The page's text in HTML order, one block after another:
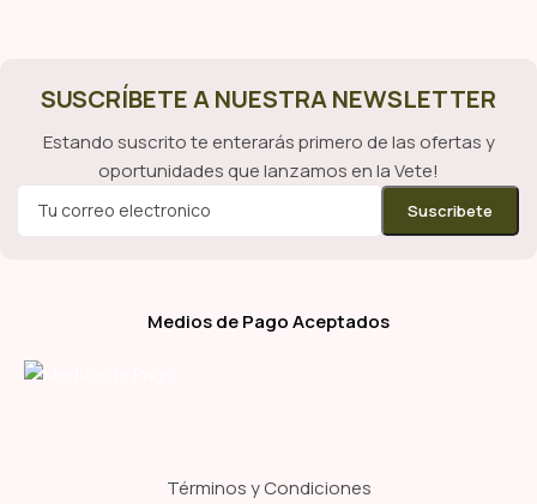
SUSCRÍBETE A NUESTRA NEWSLETTER
Estando suscrito te enterarás primero de las ofertas y
oportunidades que lanzamos en la Vete!
Medios de Pago Aceptados
Términos y Condiciones